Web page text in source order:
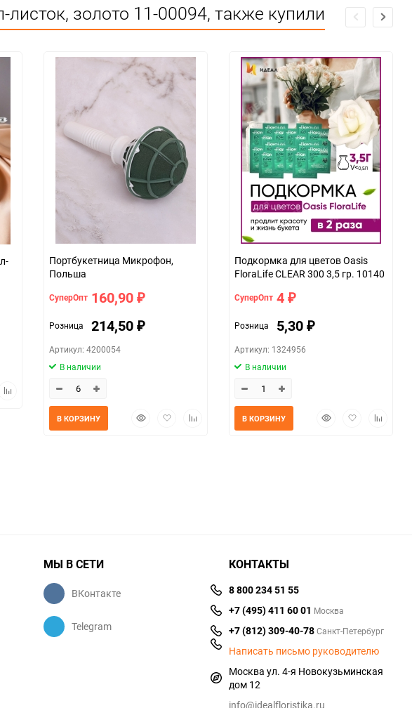
золото 11-00094, также купили
Добавить
Портбукетница Микрофон,
Польша
СуперОпт 160,90 ₽
Розница 214,50 ₽
Артикул: 4200054
В наличии
БыстрыйДобавитьДобавить
В КОРЗИНУ
Подкормка для цветов Oasis
FloraLife CLEAR 300 3,5 гр. 10140
СуперОпт 4 ₽
Розница 5,30 ₽
Артикул: 1324956
В наличии
БыстрыйДобавить
В КОРЗИНУ
МЫ В СЕТИ
ВКонтакте
Telegram
КОНТАКТЫ
8 800 234 51 55
+7 (495) 411 60 01 Москва
+7 (812) 309-40-78Санкт-Петербург
Написать письмо руководителю
Москва ул. 4-я Новокузьминская
дом 12
info@idealfloristika.ru